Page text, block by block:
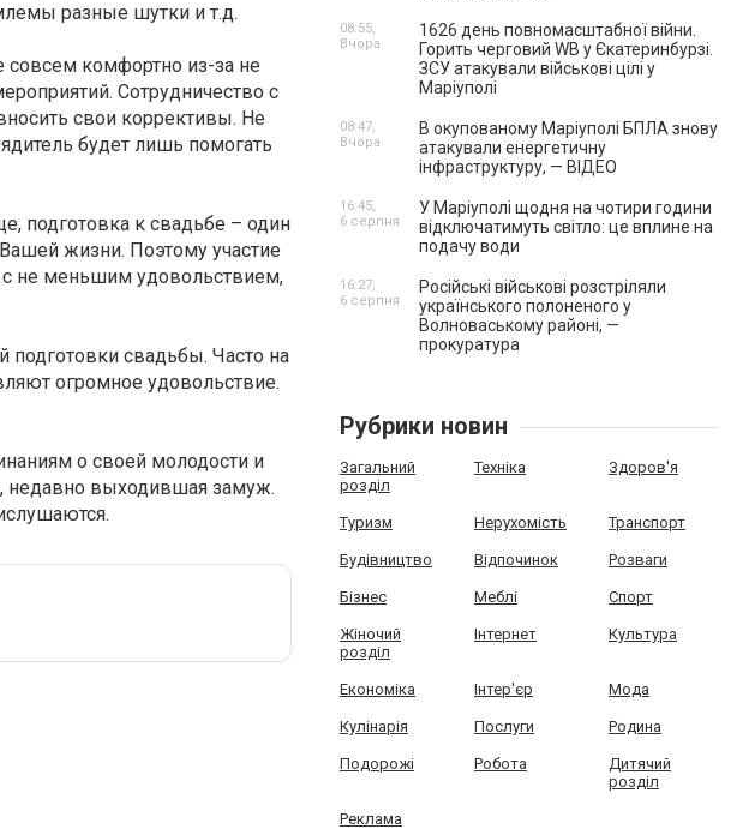
разные шутки и т.д.
совсем комфортно из-за не
Сотрудничество с
свои коррективы. Не
будет лишь помогать
подготовка к свадьбе – один
жизни. Поэтому участие
с не меньшим удовольствием,
подготовки свадьбы. Часто на
огромное удовольствие.
о своей молодости и
недавно выходившая замуж.
1626 день повномасштабної війни.
Горить черговий WB у Єкатеринбурзі.
ЗСУ атакували військові цілі у
Маріуполі
08:55,
Вчора
В окупованому Маріуполі БПЛА знову
атакували енергетичну
інфраструктуру, — ВІДЕО
08:47,
Вчора
У Маріуполі щодня на чотири години
відключатимуть світло: це вплине на
подачу води
16:45,
6 серпня
Російські військові розстріляли
українського полоненого у
Волноваському районі, —
прокуратура
16:27,
6 серпня
Рубрики новин
Загальний
розділ
Техніка Здоров'я
Туризм Нерухомість Транспорт
Будівництво Відпочинок Розваги
Бізнес Меблі Спорт
Жіночий
розділ
Інтернет Культура
Економіка Інтер'єр Мода
Кулінарія Послуги Родина
Подорожі Робота
Дитячий
розділ
Реклама